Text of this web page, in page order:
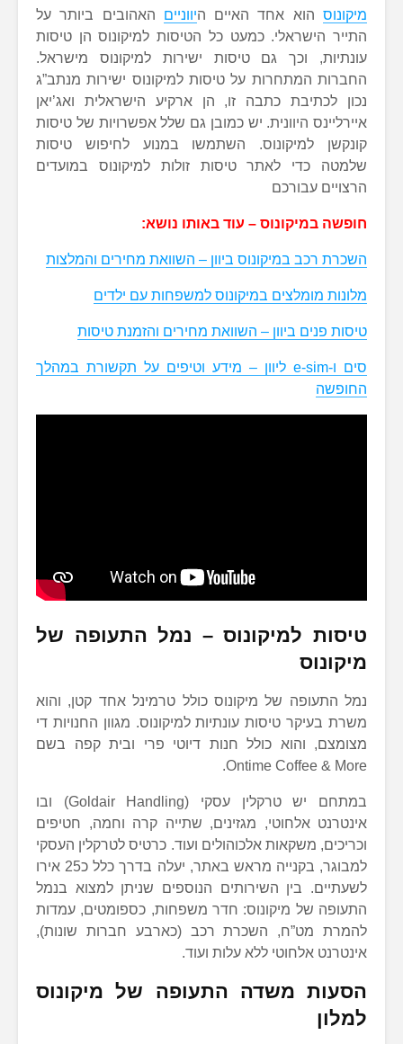
מיקונוסהוא אחד האיים היווניים האהובים ביותר על
התייר הישראלי. כמעט כל הטיסות למיקונוס הן טיסות
עונתיות, וכך גם טיסות ישירות למיקונוס מישראל.
החברות המתחרות על טיסות למיקונוס ישירות מנתב”ג
נכון לכתיבת כתבה זו, הן ארקיע הישראלית ואג’יאן
איירליינס היוונית. יש כמובן גם שלל אפשרויות של טיסות
קונקשן למיקונוס. השתמשו במנוע לחיפוש טיסות
שלמטה כדי לאתר טיסות זולות למיקונוס במועדים
הרצויים עבורכם
חופשה במיקונוס – עוד באותו נושא:
השכרת רכב במיקונוס ביוון – השוואת מחירים והמלצות
מלונות מומלצים במיקונוס למשפחות עם ילדים
טיסות פנים ביוון – השוואת מחירים והזמנת טיסות
סים ו-e-sim ליוון – מידע וטיפים על תקשורת במהלך
החופשה
טיסות למיקונוס – נמל התעופה של
מיקונוס
נמל התעופה של מיקונוס כולל טרמינל אחד קטן, והוא
משרת בעיקר טיסות עונתיות למיקונוס. מגוון החנויות די
מצומצם, והוא כולל חנות דיוטי פרי ובית קפה בשם
Ontime Coffee & More.
במתחם יש טרקלין עסקי (Goldair Handling) ובו
אינטרנט אלחוטי, מגזינים, שתייה קרה וחמה, חטיפים
וכריכים, משקאות אלכוהולים ועוד. כרטיס לטרקלין העסקי
למבוגר, בקנייה מראש באתר, יעלה בדרך כלל כ25 אירו
לשעתיים. בין השירותים הנוספים שניתן למצוא בנמל
התעופה של מיקונוס: חדר משפחות, כספומטים, עמדות
להמרת מט”ח, השכרת רכב (כארבע חברות שונות),
אינטרנט אלחוטי ללא עלות ועוד.
הסעות משדה התעופה של מיקונוס
למלון